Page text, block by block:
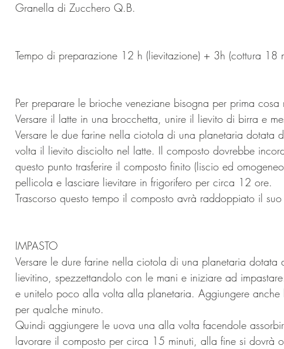
Granella di Zucchero Q.B.
Tempo di preparazione 12 h (lievitazione) + 3h (cottura 18
Per preparare le brioche veneziane bisogna per prima
Versare il latte in una brocchetta, unire il lievito di birra e
Versare le due farine nella ciotola di una planetaria dotata
volta il lievito disciolto nel latte. Il composto dovrebbe
questo punto trasferire il composto finito (liscio ed
pellicola e lasciare lievitare in frigorifero per circa 12 ore.
Trascorso questo tempo il composto avrà raddoppiato il suo
IMPASTO
Versare le dure farine nella ciotola di una planetaria
lievitino, spezzettandolo con le mani e iniziare ad
e unitelo poco alla volta alla planetaria. Aggiungere
per qualche minuto.
Quindi aggiungere le uova una alla volta facendole
lavorare il composto per circa 15 minuti, alla fine si dovrà